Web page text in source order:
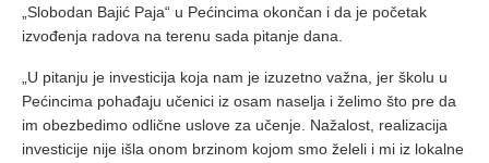
„Slobodan Bajić Paja“ u Pećincima okončan i da je početak
izvođenja radova na terenu sada pitanje dana.
„U pitanju je investicija koja nam je izuzetno važna, jer školu u
Pećincima pohađaju učenici iz osam naselja i želimo što pre da
im obezbedimo odlične uslove za učenje. Nažalost, realizacija
investicije nije išla onom brzinom kojom smo želeli i mi iz lokalne